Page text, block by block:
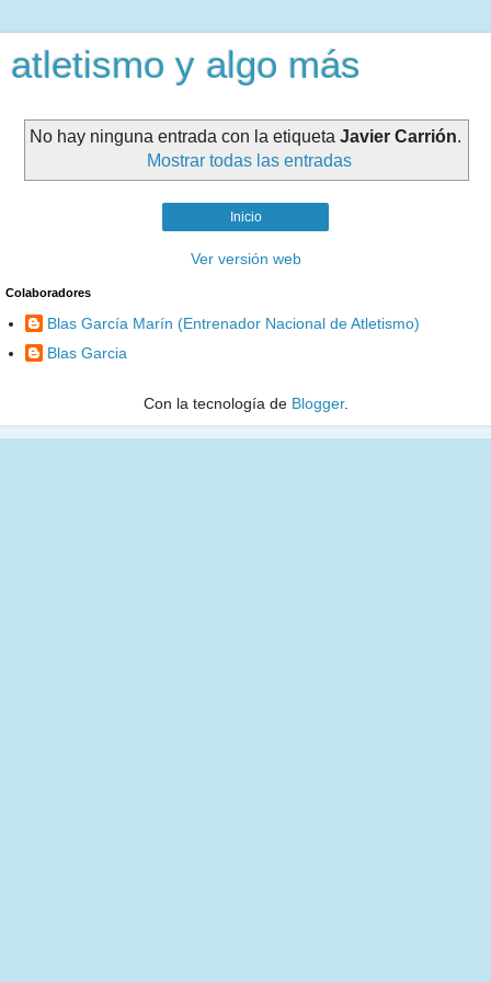
atletismo y algo más
No hay ninguna entrada con la etiqueta Javier Carrión.
Mostrar todas las entradas
Inicio
Ver versión web
Colaboradores
Blas García Marín (Entrenador Nacional de Atletismo)
Blas Garcia
Con la tecnología de Blogger.